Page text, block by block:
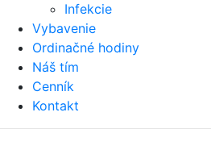
Infekcie
Vybavenie
Ordinačné hodiny
Náš tím
Cenník
Kontakt